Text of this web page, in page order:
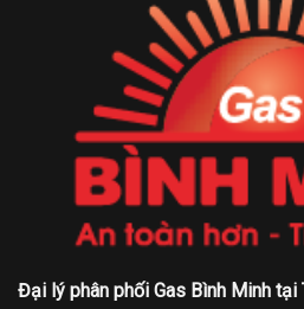
Đại lý phân phối Gas Bình Minh tại